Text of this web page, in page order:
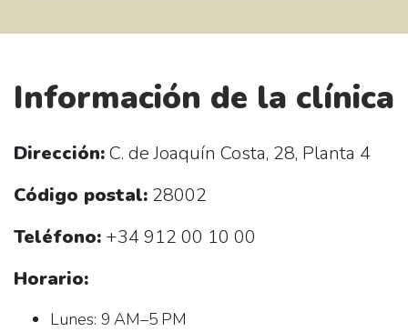
Información de la clínica
Dirección:C. de Joaquín Costa, 28, Planta 4
Código postal: 28002
Teléfono: +34 912 00 10 00
Horario:
Lunes: 9 AM–5 PM